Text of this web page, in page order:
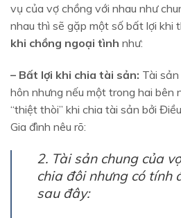
vụ của vợ chồng với nhau như
nhau thì sẽ gặp một số bất lợi khi
khi chồng ngoại tình như:
– Bất lợi khi chia tài sản: Tài
hôn nhưng nếu một trong hai bên
“thiệt thòi” khi chia tài sản bởi
Gia đình nêu rõ:
2. Tài sản chung của
chia đôi nhưng có tính
sau đây: